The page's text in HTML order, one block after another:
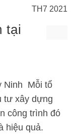
TH7 2021
tại
Ninh Mỗi tổ
tư xây dựng
công trình đó
hiệu quả.